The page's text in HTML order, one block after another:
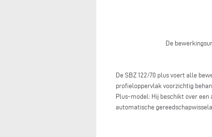
De
De SBZ 122/70 plus voert alle
profieloppervlak voorzichtig
Plus-model: Hij beschikt over
automatische